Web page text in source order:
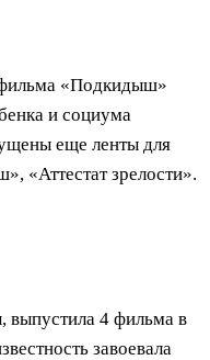
«Подкидыш»
и социума
еще ленты для
«Аттестат зрелости».
выпустила 4 фильма в
завоевала